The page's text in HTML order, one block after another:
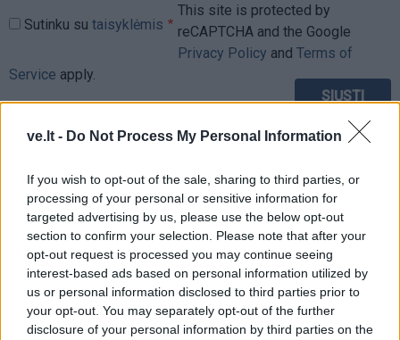
ve.lt - Do Not Process My Personal Information
If you wish to opt-out of the sale, sharing to third parties, or
processing of your personal or sensitive information for
targeted advertising by us, please use the below opt-out
section to confirm your selection. Please note that after your
opt-out request is processed you may continue seeing
interest-based ads based on personal information utilized by
us or personal information disclosed to third parties prior to
your opt-out. You may separately opt-out of the further
disclosure of your personal information by third parties on the
Sutinku su taisyklėmis
This site is protected by
reCAPTCHA and the Google
Privacy Policy and Terms of
Service apply.